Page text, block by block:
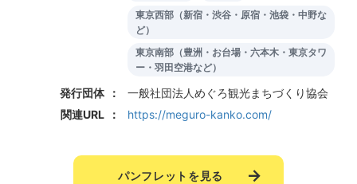
東京西部（新宿・渋谷・原宿・池袋・中野な
ど）
東京南部（豊洲・お台場・六本木・東京タワ
ー・羽田空港など）
発行団体
一般社団法人めぐろ観光まちづくり協会
関連URL
https://meguro-kanko.com/
パンフレットを見る